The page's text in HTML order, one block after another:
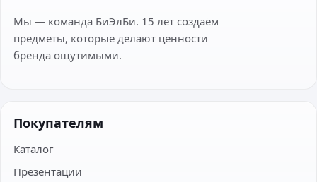
Мы — команда БиЭлБи. 15 лет создаём
предметы, которые делают ценности
бренда ощутимыми.
Покупателям
Каталог
Презентации